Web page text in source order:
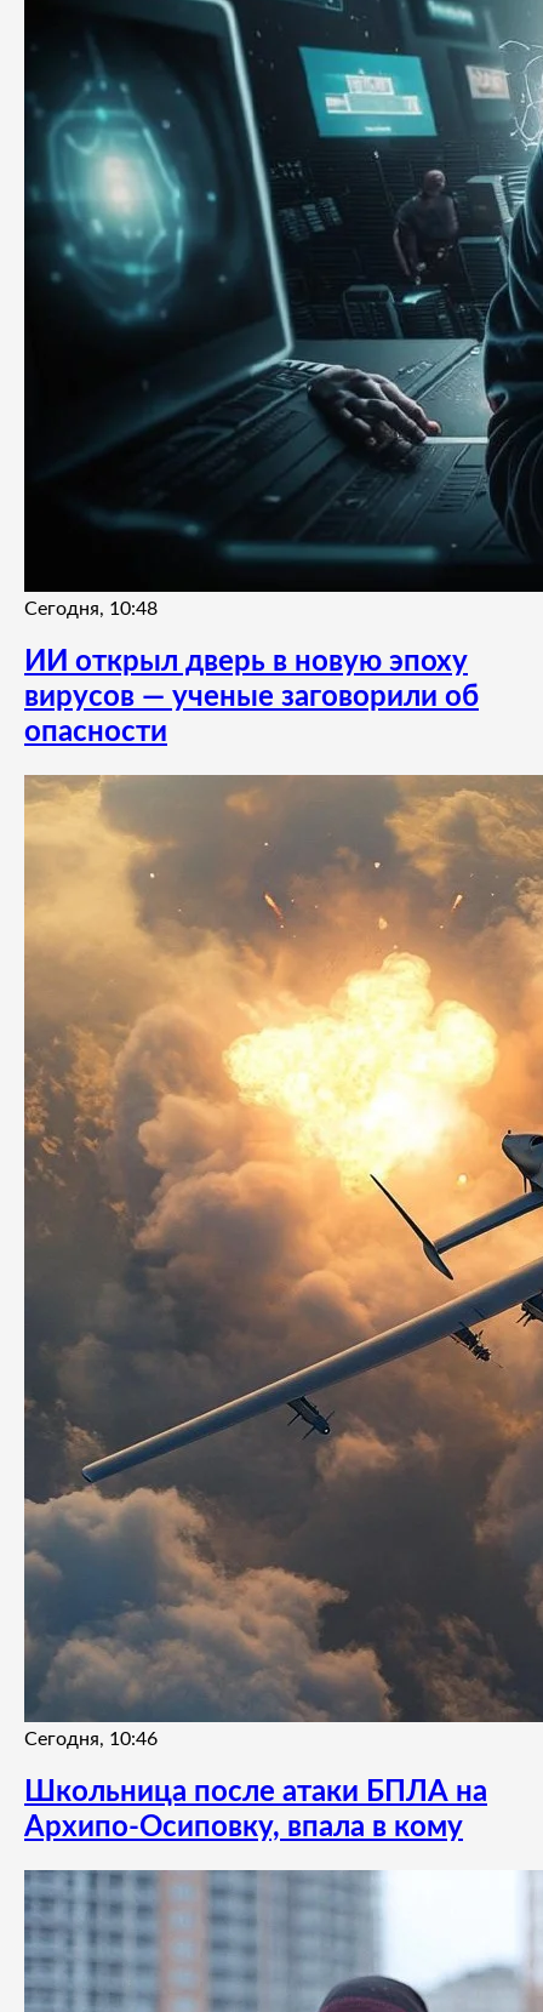
Сегодня, 10:48
ИИ открыл дверь в новую эпоху
вирусов — ученые заговорили об
опасности
Сегодня, 10:46
Школьница после атаки БПЛА на
Архипо-Осиповку, впала в кому